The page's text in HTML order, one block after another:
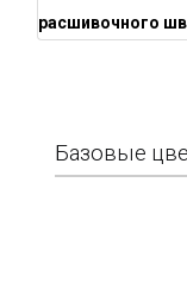
расшивочного
Базовые